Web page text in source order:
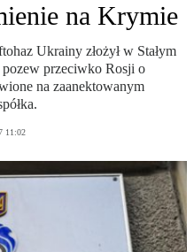
na Krymie
Ukrainy złożył w Stałym
przeciwko Rosji o
na zaanektowanym
11:02